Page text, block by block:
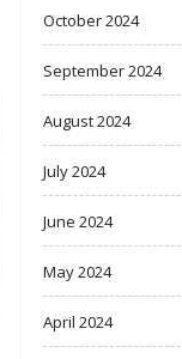
October 2024
September 2024
August 2024
July 2024
June 2024
May 2024
April 2024